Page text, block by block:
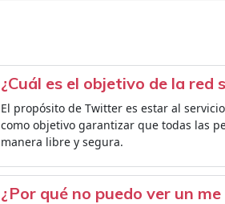
¿Cuál es el objetivo de la red
El propósito de Twitter es estar al
como objetivo garantizar que todas las
manera libre y segura.
¿Por qué no puedo ver un